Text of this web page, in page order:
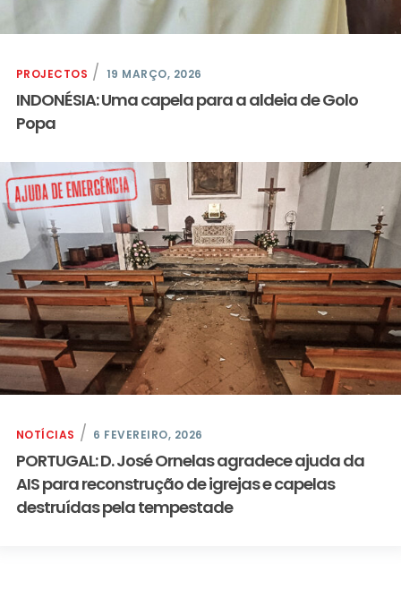
PROJECTOS 19 MARÇO, 2026
INDONÉSIA: Uma capela para a aldeia de Golo
Popa
NOTÍCIAS 6 FEVEREIRO, 2026
PORTUGAL: D. José Ornelas agradece ajuda da
AIS para reconstrução de igrejas e capelas
destruídas pela tempestade